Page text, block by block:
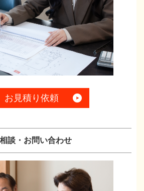
お見積り依頼
談・お問い合わせ